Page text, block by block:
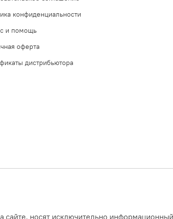
конфиденциальности
и помощь
оферта
дистрибьютора
сайте, носят исключительно